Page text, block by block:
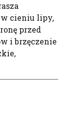
w cieniu lipy,
przed
i brzęczenie